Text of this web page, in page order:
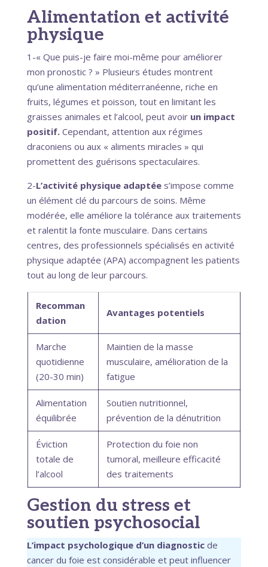
Alimentation et activité
physique
1-« Que puis-je faire moi-même pour améliorer
mon pronostic ? » Plusieurs études montrent
qu’une alimentation méditerranéenne, riche en
fruits, légumes et poisson, tout en limitant les
graisses animales et l’alcool, peut avoir un impact
positif.Cependant, attention aux régimes
draconiens ou aux « aliments miracles » qui
promettent des guérisons spectaculaires.
2-L’activité physique adaptées’impose comme
un élément clé du parcours de soins. Même
modérée, elle améliore la tolérance aux traitements
et ralentit la fonte musculaire. Dans certains
centres, des professionnels spécialisés en activité
physique adaptée (APA) accompagnent les patients
tout au long de leur parcours.
Recomman
dation
Avantages potentiels
Marche
quotidienne
(20-30 min)
Maintien de la masse
musculaire, amélioration de la
fatigue
Alimentation
équilibrée
Soutien nutritionnel,
prévention de la dénutrition
Éviction
totale de
l’alcool
Protection du foie non
tumoral, meilleure efficacité
des traitements
Gestion du stress et
soutien psychosocial
L’impact psychologique d’un diagnosticde
cancer du foie est considérable et peut influencer